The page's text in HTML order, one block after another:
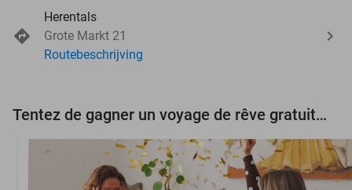
Herentals
Grote Markt 21
Routebeschrijving
Tentez de gagner un voyage de rêve gratuit d'une valeur de 3.000 € !